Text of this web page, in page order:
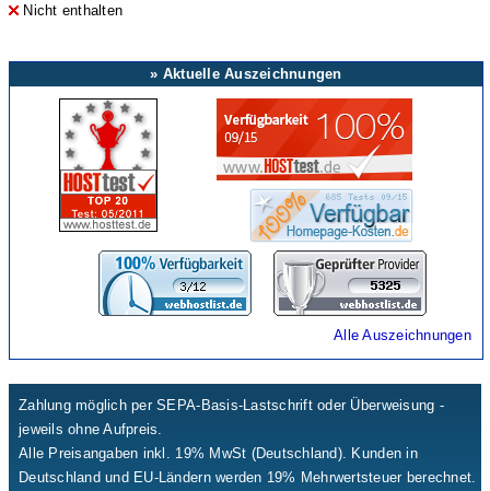
Nicht enthalten
» Aktuelle Auszeichnungen
Alle Auszeichnungen
Zahlung möglich per SEPA-Basis-Lastschrift oder Überweisung -
jeweils ohne Aufpreis.
Alle Preisangaben inkl. 19% MwSt (Deutschland). Kunden in
Deutschland und EU-Ländern werden 19% Mehrwertsteuer berechnet.